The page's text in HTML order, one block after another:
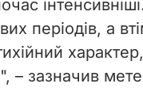
періодів, а
– зазначив